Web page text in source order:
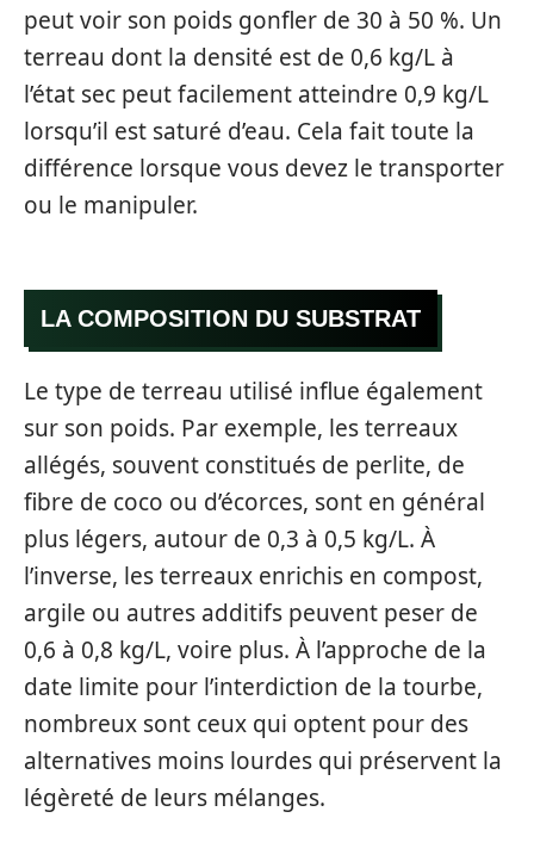
peut voir son poids gonfler de 30 à 50 %. Un
terreau dont la densité est de 0,6 kg/L à
l’état sec peut facilement atteindre 0,9 kg/L
lorsqu’il est saturé d’eau. Cela fait toute la
différence lorsque vous devez le transporter
ou le manipuler.
LA COMPOSITION DU SUBSTRAT
Le type de terreau utilisé influe également
sur son poids. Par exemple, les terreaux
allégés, souvent constitués de perlite, de
fibre de coco ou d’écorces, sont en général
plus légers, autour de 0,3 à 0,5 kg/L. À
l’inverse, les terreaux enrichis en compost,
argile ou autres additifs peuvent peser de
0,6 à 0,8 kg/L, voire plus. À l’approche de la
date limite pour l’interdiction de la tourbe,
nombreux sont ceux qui optent pour des
alternatives moins lourdes qui préservent la
légèreté de leurs mélanges.